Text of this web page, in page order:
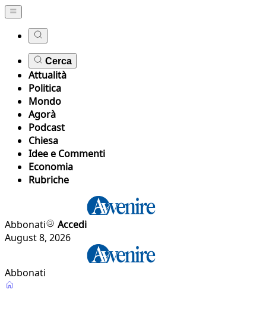
Cerca
Attualità
Politica
Mondo
Agorà
Podcast
Chiesa
Idee e Commenti
Economia
Rubriche
Abbonati
Accedi
August 8, 2026
Abbonati